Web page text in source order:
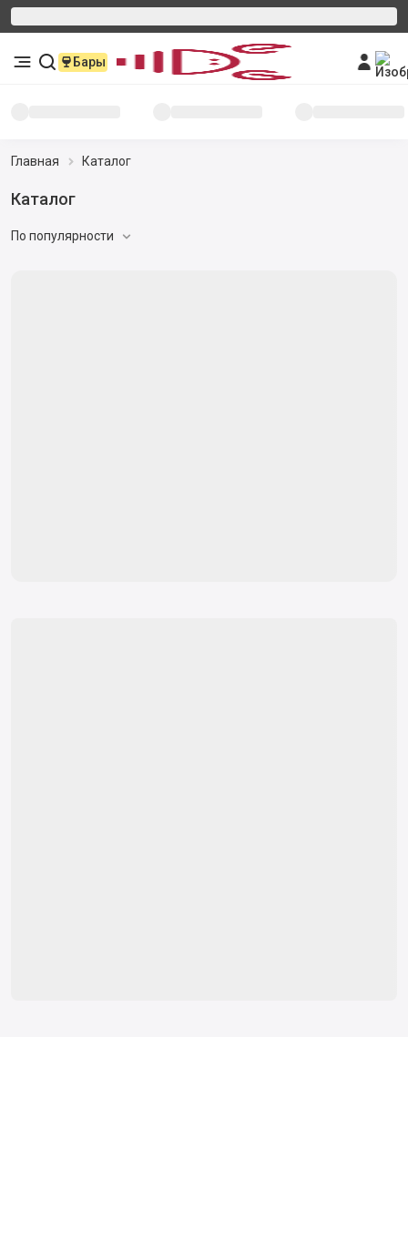
Бары
Главная Каталог
Каталог
По популярности